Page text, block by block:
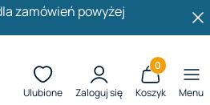
zamówień powyżej
Ulubione Zaloguj się
Produkty w
Koszyk Menu